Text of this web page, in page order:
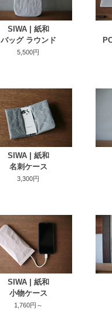
SIWA | 紙和
バッグ ラウンド
5,500円
SIWA | 紙和
名刺ケース
3,300円
SIWA | 紙和
小物ケース
1,760円～